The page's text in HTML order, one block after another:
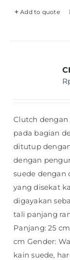
Add to quote
Clutch
pada bagian
ditutup
dengan
suede dengan
yang disekat
digayakan
tali panjang
Panjang: 25
cm Gender:
kain suede,